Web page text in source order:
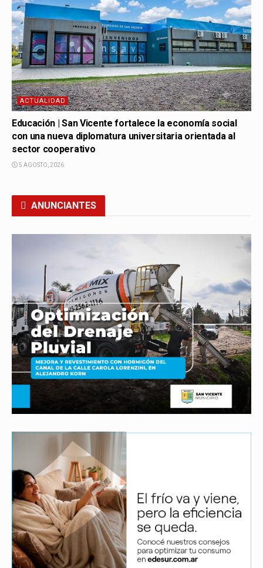
ACTUALIDAD
Educación | San Vicente fortalece la economía social
con una nueva diplomatura universitaria orientada al
sector cooperativo
5 AGOSTO, 2026
ANUNCIANTES